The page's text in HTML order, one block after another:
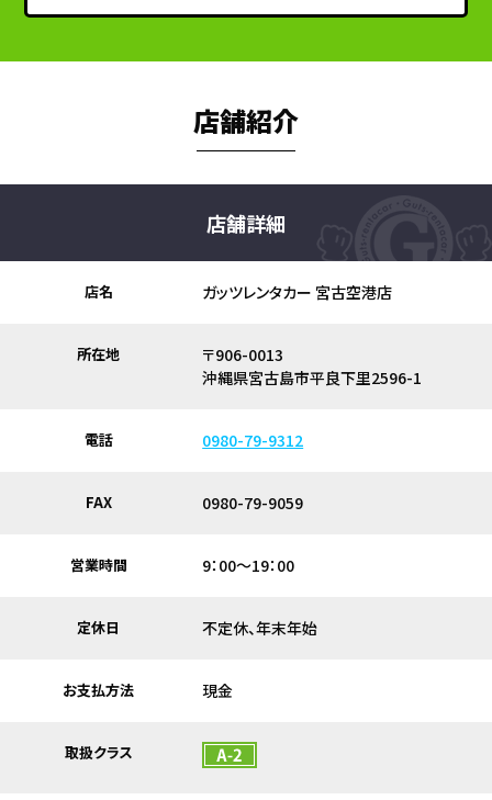
店舗紹介
店舗詳細
店名 ガッツレンタカー 宮古空港店
所在地
〒906-0013
沖縄県宮古島市平良下里2596-1
電話 0980-79-9312
FAX 0980-79-9059
営業時間 9：00～19：00
定休日 不定休、年末年始
お支払方法 現金
取扱クラス